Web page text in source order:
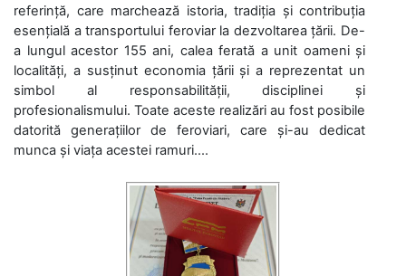
referință, care marchează istoria, tradiția și contribuția
esențială a transportului feroviar la dezvoltarea țării. De-
a lungul acestor 155 ani, calea ferată a unit oameni și
localități, a susținut economia țării și a reprezentat un
simbol al responsabilității, disciplinei și
profesionalismului. Toate aceste realizări au fost posibile
datorită generațiilor de feroviari, care și-au dedicat
munca și viața acestei ramuri....